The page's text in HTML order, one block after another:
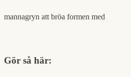
mannagryn att bröa formen med
Gör så här: